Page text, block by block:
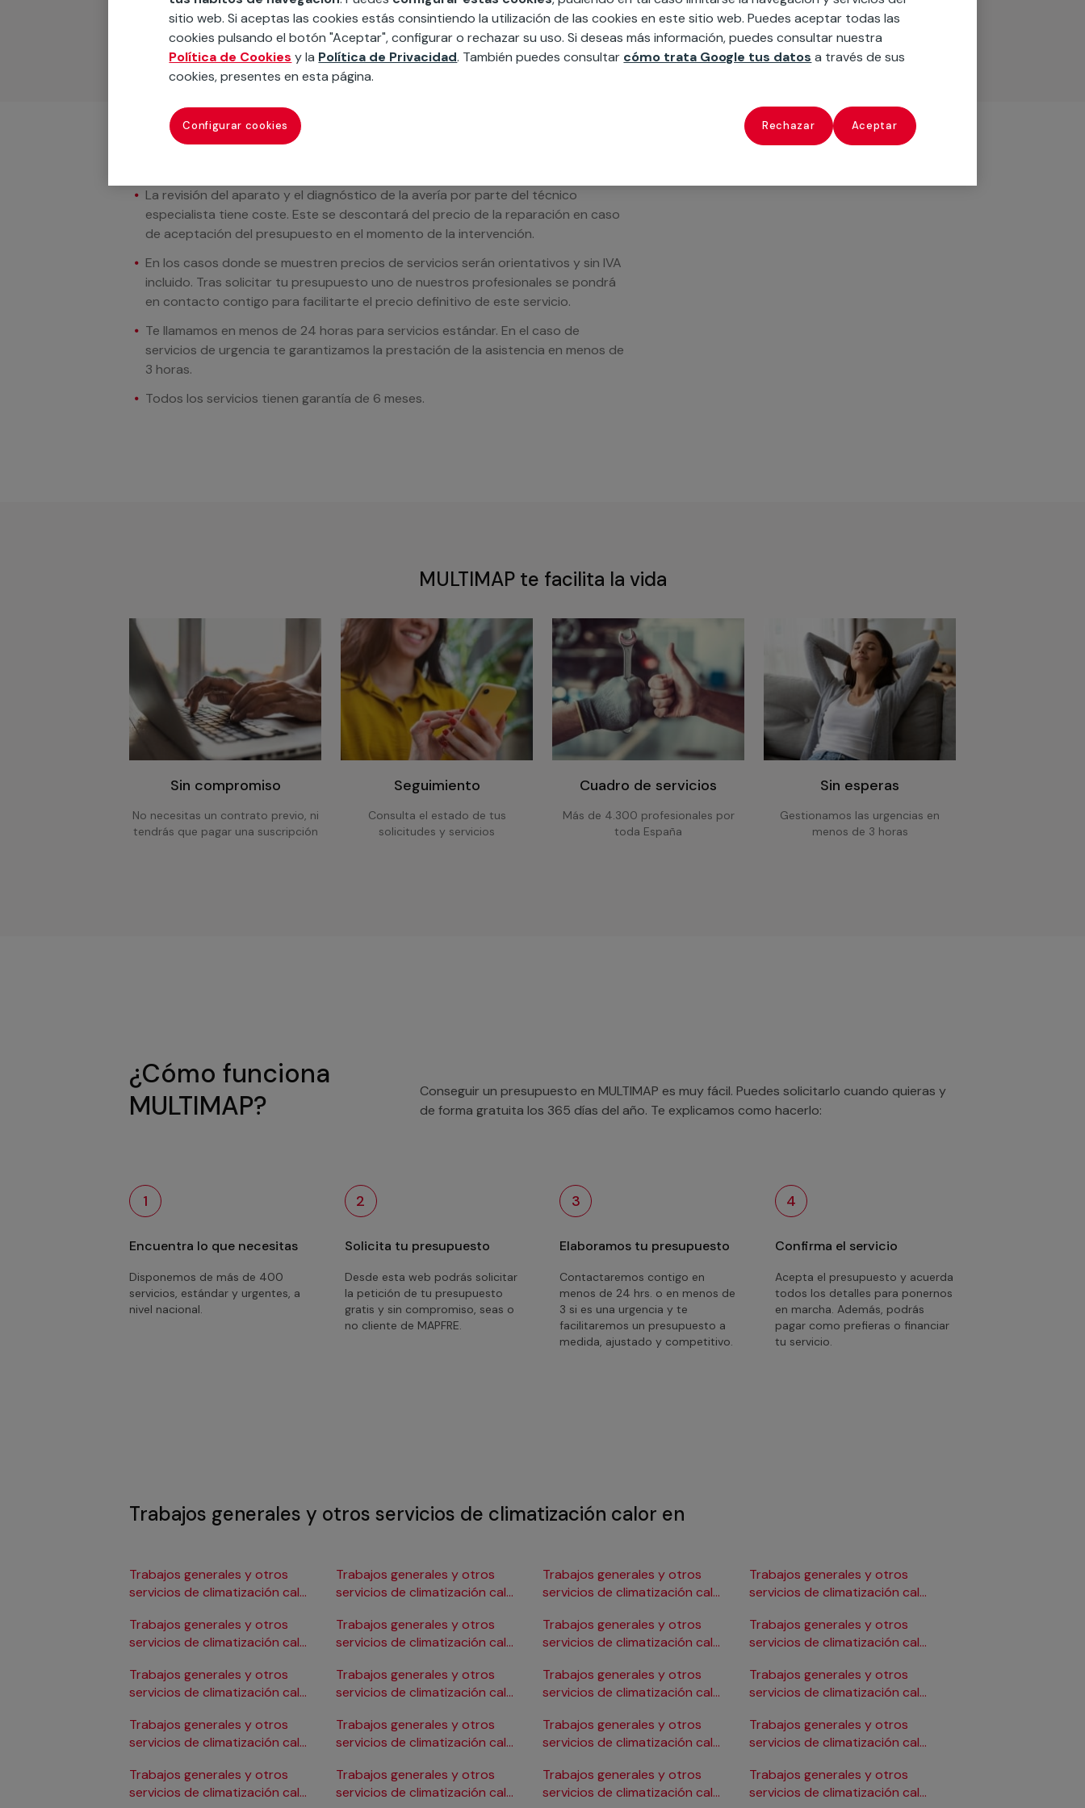
materiales, equipamientos, electrodomésticos, etc. Cuéntanos que necesitas
cuando te llamemos.
La revisión del aparato y el diagnóstico de la avería por parte del técnico
especialista tiene coste. Este se descontará del precio de la reparación en caso
de aceptación del presupuesto en el momento de la intervención.
En los casos donde se muestren precios de servicios serán orientativos y sin IVA
incluido. Tras solicitar tu presupuesto uno de nuestros profesionales se pondrá
en contacto contigo para facilitarte el precio definitivo de este servicio.
Te llamamos en menos de 24 horas para servicios estándar. En el caso de
servicios de urgencia te garantizamos la prestación de la asistencia en menos de
3 horas.
Todos los servicios tienen garantía de 6 meses.
MULTIMAP te facilita la vida
Sin compromiso
No necesitas un contrato previo, ni
tendrás que pagar una suscripción
Seguimiento
Consulta el estado de tus
solicitudes y servicios
Cuadro de servicios
Más de 4.300 profesionales por
toda España
Sin esperas
Gestionamos las urgencias en
menos de 3 horas
¿Cómo funciona
MULTIMAP?
Conseguir un presupuesto en MULTIMAP es muy fácil. Puedes solicitarlo cuando quieras y
de forma gratuita los 365 días del año. Te explicamos como hacerlo:
1
Encuentra lo que necesitas
Disponemos de más de 400
servicios, estándar y urgentes, a
nivel nacional.
2
Solicita tu presupuesto
Desde esta web podrás solicitar
la petición de tu presupuesto
gratis y sin compromiso, seas o
no cliente de MAPFRE.
3
Elaboramos tu presupuesto
Contactaremos contigo en
menos de 24 hrs. o en menos de
3 si es una urgencia y te
facilitaremos un presupuesto a
medida, ajustado y competitivo.
4
Confirma el servicio
Acepta el presupuesto y acuerda
todos los detalles para ponernos
en marcha. Además, podrás
pagar como prefieras o financiar
tu servicio.
Trabajos generales y otros servicios de climatización calor en
Trabajos generales y otros
servicios de climatización calor
Trabajos generales y otros
servicios de climatización calor
Trabajos generales y otros
servicios de climatización calor
Trabajos generales y otros
servicios de climatización calor
Trabajos generales y otros
servicios de climatización calor
Trabajos generales y otros
servicios de climatización calor
Trabajos generales y otros
servicios de climatización calor
Trabajos generales y otros
servicios de climatización calor
Trabajos generales y otros
servicios de climatización calor
Trabajos generales y otros
servicios de climatización calor
Trabajos generales y otros
servicios de climatización calor
Trabajos generales y otros
servicios de climatización calor
Trabajos generales y otros
servicios de climatización calor
Trabajos generales y otros
servicios de climatización calor
Trabajos generales y otros
servicios de climatización calor
Trabajos generales y otros
servicios de climatización calor
Trabajos generales y otros
servicios de climatización calor
Trabajos generales y otros
servicios de climatización calor
Trabajos generales y otros
servicios de climatización calor
Trabajos generales y otros
servicios de climatización calor
sitio web. Si aceptas las cookies estás consintiendo la utilización de las cookies en este sitio web. Puedes aceptar todas las
cookies pulsando el botón "Aceptar", configurar o rechazar su uso. Si deseas más información, puedes consultar nuestra
Política de Cookies y la Política de Privacidad. También puedes consultar cómo trata Google tus datos a través de sus
cookies, presentes en esta página.
Configurar cookies Rechazar Aceptar